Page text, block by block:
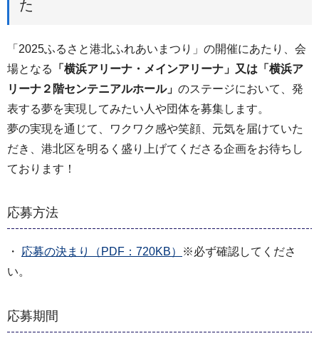
た
「2025ふるさと港北ふれあいまつり」の開催にあたり、会
場となる
「横浜アリーナ・メインアリーナ」又は「横浜ア
リーナ２階センテニアルホール」 のステージにおいて、発
表する夢を実現してみたい人や団体を募集します。
夢の実現を通じて、ワクワク感や笑顔、元気を届けていた
だき、港北区を明るく盛り上げてくださる企画をお待ちし
ております！
応募方法
・ 応募の決まり（PDF：720KB）
※必ず確認してくださ
い。
応募期間